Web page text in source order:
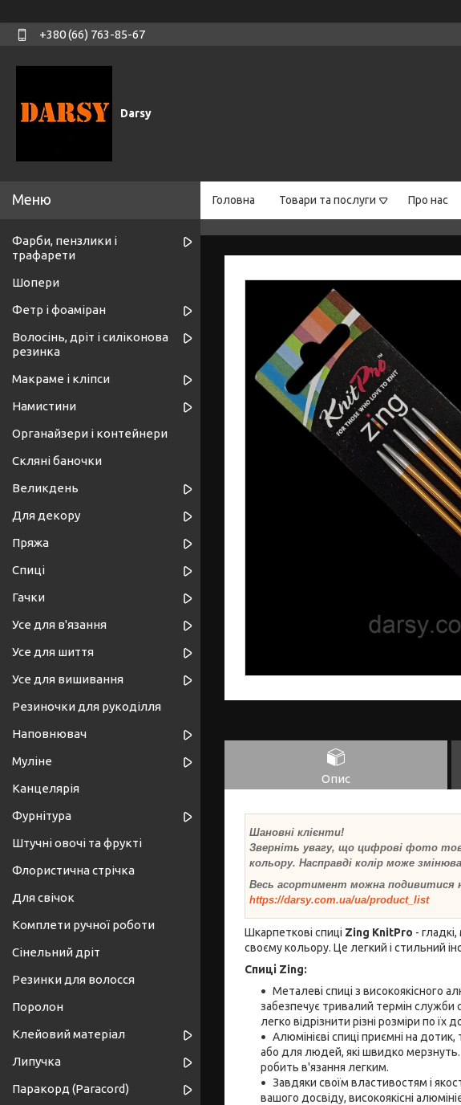
+380 (66) 763-85-67
Darsy
Головна Товари та послуги Про нас
Опис
Шановні клієнти!
Зверніть увагу, що цифрові фото
кольору. Насправді колір може
Весь асортимент можна подивитися
https://darsy.com.ua/ua/product_list
Шкарпеткові спиці Zing KnitPro -
своєму кольору. Це легкий і стильний
Спиці Zing:
Металеві спиці з високоякісного
забезпечує тривалий термін служби
легко відрізнити різні розміри по їх
Алюмінієві спиці приємні на
або для людей, які швидко
робить в'язання легким.
Завдяки своїм властивостям і
вашого досвіду, високоякісні
Фарби, пензлики і
трафарети
Шопери
Фетр і фоаміран
Волосінь, дріт і силіконова
резинка
Макраме і кліпси
Намистини
Органайзери і контейнери
Скляні баночки
Великдень
Для декору
Пряжа
Спиці
Гачки
Усе для в'язання
Усе для шиття
Усе для вишивання
Резиночки для рукоділля
Наповнювач
Муліне
Канцелярія
Фурнітура
Штучні овочі та фрукті
Флористична стрічка
Для свічок
Комплети ручної роботи
Сінельний дріт
Резинки для волосся
Поролон
Клейовий матеріал
Липучка
Паракорд (Paracord)